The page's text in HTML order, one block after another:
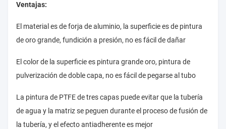
Ventajas:
El material es de forja de aluminio, la superficie es de pintura
de oro grande, fundición a presión, no es fácil de dañar
El color de la superficie es pintura grande oro, pintura de
pulverización de doble capa, no es fácil de pegarse al tubo
La pintura de PTFE de tres capas puede evitar que la tubería
de agua y la matriz se peguen durante el proceso de fusión de
la tubería, y el efecto antiadherente es mejor